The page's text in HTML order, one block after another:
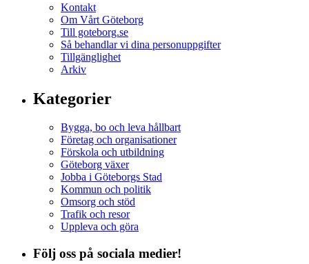
Kontakt
Om Vårt Göteborg
Till goteborg.se
Så behandlar vi dina personuppgifter
Tillgänglighet
Arkiv
Kategorier
Bygga, bo och leva hållbart
Företag och organisationer
Förskola och utbildning
Göteborg växer
Jobba i Göteborgs Stad
Kommun och politik
Omsorg och stöd
Trafik och resor
Uppleva och göra
Följ oss på sociala medier!